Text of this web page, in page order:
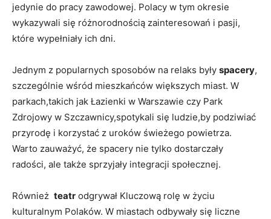
jedynie do pracy zawodowej. Polacy w⁤ tym okresie ​
wykazywali się różnorodnością zainteresowań i pasji,‌
które wypełniały ich dni.
Jednym z popularnych sposobów na relaks były spacery,
szczególnie wśród mieszkańców większych miast. W
parkach,takich jak Łazienki w Warszawie czy Park
‍Zdrojowy‌ w Szczawnicy,spotykali się ludzie,by podziwiać
przyrodę i korzystać z uroków⁢ świeżego powietrza.
Warto zauważyć, że spacery nie tylko dostarczały
radości, ale także sprzyjały ​integracji społecznej.
Również ⁤ teatr odgrywał ⁤Kluczową ⁢rolę‍ w życiu
kulturalnym Polaków. W miastach odbywały się‍ liczne